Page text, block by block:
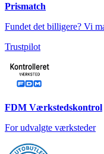
Prismatch
Fundet det billigere? Vi
Trustpilot
FDM Værkstedskontrol
For udvalgte værksteder